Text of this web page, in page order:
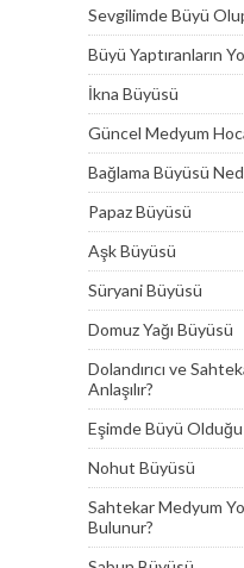
Sevgilimde Büyü Olup
Büyü Yaptıranların
İkna Büyüsü
Güncel Medyum
Bağlama Büyüsü
Papaz Büyüsü
Aşk Büyüsü
Süryani Büyüsü
Domuz Yağı Büyüsü
Dolandırıcı ve
Anlaşılır?
Eşimde Büyü Olduğu
Nohut Büyüsü
Sahtekar Medyum
Bulunur?